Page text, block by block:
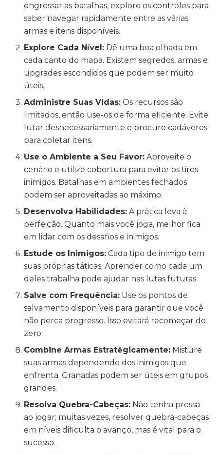
engrossar as batalhas, explore os controles para
saber navegar rapidamente entre as várias
armas e itens disponíveis.
Explore Cada Nível: Dê uma boa olhada em
cada canto do mapa. Existem segredos, armas e
upgrades escondidos que podem ser muito
úteis.
Administre Suas Vidas: Os recursos são
limitados, então use-os de forma eficiente. Evite
lutar desnecessariamente e procure cadáveres
para coletar itens.
Use o Ambiente a Seu Favor: Aproveite o
cenário e utilize cobertura para evitar os tiros
inimigos. Batalhas em ambientes fechados
podem ser aproveitadas ao máximo.
Desenvolva Habilidades: A prática leva à
perfeição. Quanto mais você joga, melhor fica
em lidar com os desafios e inimigos.
Estude os Inimigos: Cada tipo de inimigo tem
suas próprias táticas. Aprender como cada um
deles trabalha pode ajudar nas lutas futuras.
Salve com Frequência: Use os pontos de
salvamento disponíveis para garantir que você
não perca progresso. Isso evitará recomeçar do
zero.
Combine Armas Estratégicamente: Misture
suas armas dependendo dos inimigos que
enfrenta. Granadas podem ser úteis em grupos
grandes.
Resolva Quebra-Cabeças: Não tenha pressa
ao jogar; muitas vezes, resolver quebra-cabeças
em níveis dificulta o avanço, mas é vital para o
sucesso.